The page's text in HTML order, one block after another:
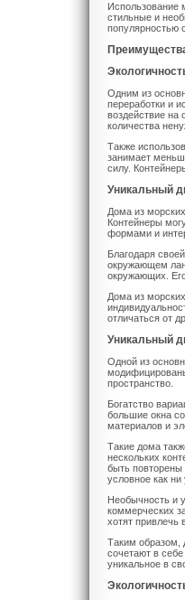
Использование
стильные и
популярностью
Одним из
переработки и
воздействие на
количества
Также
занимает
силу.
Уникальный
Дома из
Контейнеры
формами и
Благодаря
окружающем
окружающих.
Дома из
отличаться от
Уникальный
Одной из
пространство.
Богатство
большие окна
материалов и
Такие дома
нескольких
быть повторены
условное как ни
Необычность и
коммерческих
хотят привлечь
Таким образом,
сочетают в
уникальное в